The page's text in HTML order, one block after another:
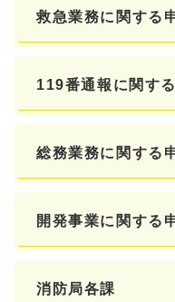
救急業務に関する
119番通報に関す
総務業務に関する
開発事業に関する
消防局各課